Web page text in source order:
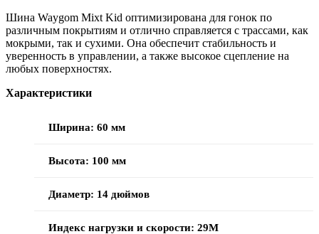
Шина Waygom Mixt Kid оптимизирована для гонок по
различным покрытиям и отлично справляется с трассами, как
мокрыми, так и сухими. Она обеспечит стабильность и
уверенность в управлении, а также высокое сцепление на
любых поверхностях.
Характеристики
Ширина: 60 мм
Высота: 100 мм
Диаметр: 14 дюймов
Индекс нагрузки и скорости: 29M